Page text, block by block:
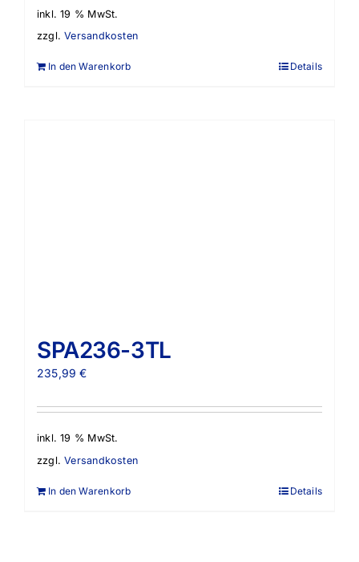
inkl. 19 % MwSt.
zzgl.Versandkosten
In den Warenkorb Details
SPA236-3TL
235,99€
inkl. 19 % MwSt.
zzgl.Versandkosten
In den Warenkorb Details